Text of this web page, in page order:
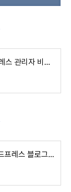
클라우드웨이즈에서 워드프레스 관리자 비밀번호를 쉽게 변경하는 방법
GeneratePress 테마로 워드프레스 블로그 세팅 예시 (How to Customize GP)